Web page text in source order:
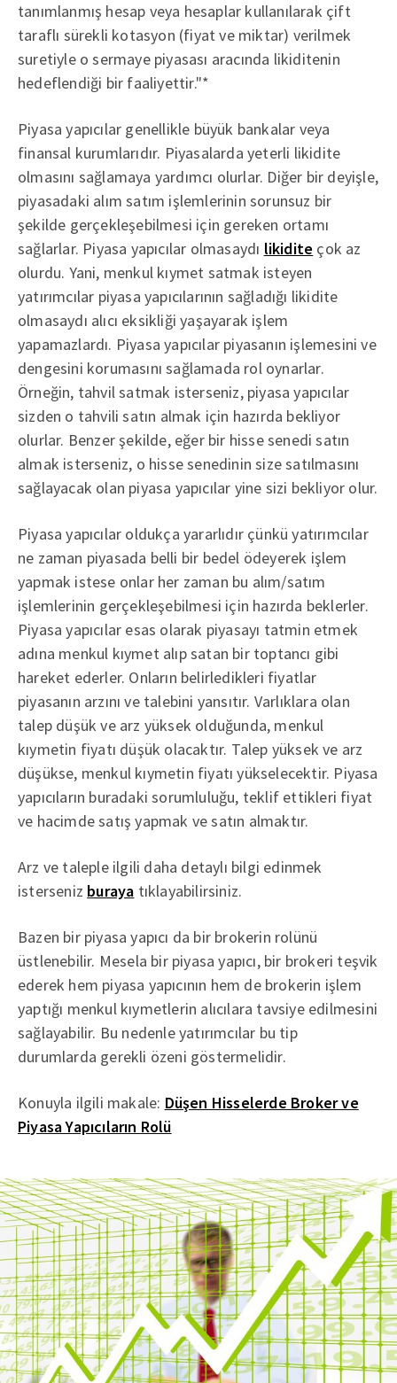
tanımlanmış hesap veya hesaplar kullanılarak çift
taraflı sürekli kotasyon (fiyat ve miktar) verilmek
suretiyle o sermaye piyasası aracında likiditenin
hedeflendiği bir faaliyettir."*
Piyasa yapıcılar genellikle büyük bankalar veya
finansal kurumlarıdır. Piyasalarda yeterli likidite
olmasını sağlamaya yardımcı olurlar. Diğer bir deyişle,
piyasadaki alım satım işlemlerinin sorunsuz bir
şekilde gerçekleşebilmesi için gereken ortamı
sağlarlar. Piyasa yapıcılar olmasaydı likidite çok az
olurdu. Yani, menkul kıymet satmak isteyen
yatırımcılar piyasa yapıcılarının sağladığı likidite
olmasaydı alıcı eksikliği yaşayarak işlem
yapamazlardı. Piyasa yapıcılar piyasanın işlemesini ve
dengesini korumasını sağlamada rol oynarlar.
Örneğin, tahvil satmak isterseniz, piyasa yapıcılar
sizden o tahvili satın almak için hazırda bekliyor
olurlar. Benzer şekilde, eğer bir hisse senedi satın
almak isterseniz, o hisse senedinin size satılmasını
sağlayacak olan piyasa yapıcılar yine sizi bekliyor olur.
Piyasa yapıcılar oldukça yararlıdır çünkü yatırımcılar
ne zaman piyasada belli bir bedel ödeyerek işlem
yapmak istese onlar her zaman bu alım/satım
işlemlerinin gerçekleşebilmesi için hazırda beklerler.
Piyasa yapıcılar esas olarak piyasayı tatmin etmek
adına menkul kıymet alıp satan bir toptancı gibi
hareket ederler. Onların belirledikleri fiyatlar
piyasanın arzını ve talebini yansıtır. Varlıklara olan
talep düşük ve arz yüksek olduğunda, menkul
kıymetin fiyatı düşük olacaktır. Talep yüksek ve arz
düşükse, menkul kıymetin fiyatı yükselecektir. Piyasa
yapıcıların buradaki sorumluluğu, teklif ettikleri fiyat
ve hacimde satış yapmak ve satın almaktır.
Arz ve taleple ilgili daha detaylı bilgi edinmek
isterseniz buraya tıklayabilirsiniz.
Bazen bir piyasa yapıcı da bir brokerin rolünü
üstlenebilir. Mesela bir piyasa yapıcı, bir brokeri teşvik
ederek hem piyasa yapıcının hem de brokerin işlem
yaptığı menkul kıymetlerin alıcılara tavsiye edilmesini
sağlayabilir. Bu nedenle yatırımcılar bu tip
durumlarda gerekli özeni göstermelidir.
Konuyla ilgili makale: Düşen Hisselerde Broker ve
Piyasa Yapıcıların Rolü